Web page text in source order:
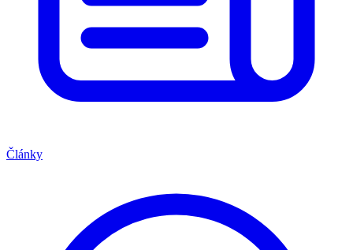
Články